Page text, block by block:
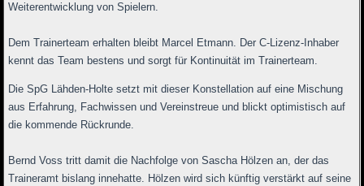
Weiterentwicklung von Spielern.
Dem Trainerteam erhalten bleibt Marcel Etmann. Der C-Lizenz-Inhaber
kennt das Team bestens und sorgt für Kontinuität im Trainerteam.
Die SpG Lähden-Holte setzt mit dieser Konstellation auf eine Mischung
aus Erfahrung, Fachwissen und Vereinstreue und blickt optimistisch auf
die kommende Rückrunde.
Bernd Voss tritt damit die Nachfolge von Sascha Hölzen an, der das
Traineramt bislang innehatte. Hölzen wird sich künftig verstärkt auf seine